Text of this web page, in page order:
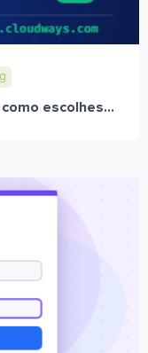
escolhes...